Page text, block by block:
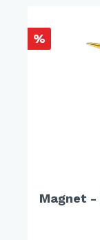
%
Magnet